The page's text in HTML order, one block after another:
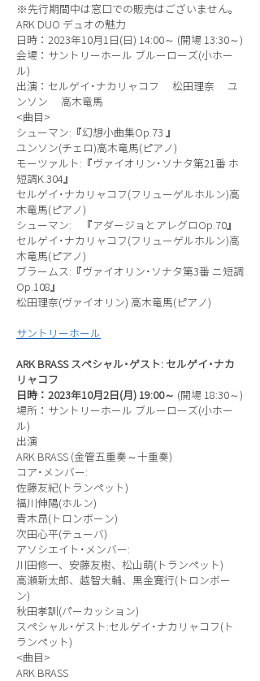
※先行期間中は窓口での販売はございません。
ARK DUO デュオの魅力
日時：2023年10月1日(日) 14:00～ (開場 13:30～)
会場：サントリーホール ブルーローズ(小ホー
ル)
出演：セルゲイ･ナカリャコフ 松田理奈 ユ
ンソン 高木竜馬
<曲目>
シューマン:『幻想小曲集Op.73 』
ユンソン(チェロ)高木竜馬(ピアノ)
モーツァルト:『ヴァイオリン･ソナタ第21番 ホ
短調K.304』
セルゲイ･ナカリャコフ(フリューゲルホルン)高
木竜馬(ピアノ)
シューマン: 『アダージョとアレグロOp.70』
セルゲイ･ナカリャコフ(フリューゲルホルン)高
木竜馬(ピアノ)
ブラームス:『ヴァイオリン･ソナタ第3番 ニ短調
Op.108』
松田理奈(ヴァイオリン) 高木竜馬(ピアノ)
サントリーホール
ARK BRASS スペシャル･ゲスト: セルゲイ･ナカ
リャコフ
日時：2023年10月2日(月) 19:00～ (開場 18:30～)
場所：サントリーホール ブルーローズ(小ホー
ル)
出演
ARK BRASS (金管五重奏～十重奏)
コア･メンバー:
佐藤友紀(トランペット)
福川伸陽(ホルン)
青木昂(トロンボーン)
次田心平(テューバ)
アソシエイト･メンバー:
川田修一、安藤友樹、松山萌(トランペット)
高瀬新太郎、越智大輔、黒金寛行(トロンボー
ン)
秋田孝訓(パーカッション)
スペシャル･ゲスト:セルゲイ･ナカリャコフ(ト
ランペット)
<曲目>
ARK BRASS